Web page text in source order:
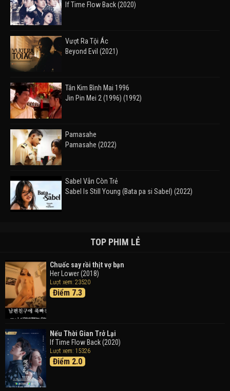
If Time Flow Back (2020)
Vượt Ra Tội Ác
Beyond Evil (2021)
Tân Kim Bình Mai 1996
Jin Pin Mei 2 (1996) (1992)
Pamasahe
Pamasahe (2022)
Sabel Vẫn Còn Trẻ
Sabel Is Still Young (Bata pa si Sabel) (2022)
Takas (2024)
Thám Tử Lừng Danh Conan 26: Tàu Ngầm Sắt Màu
Đen
Detective Conan: Black Iron Submarine (2023)
Trong Tranh
Doraemon the Movie: Nobita's Art World Tales (2025)
Tháng Ngày Tươi Đẹp
TOP PHIM LẺ
Chuốc say rồi thịt vợ bạn
Her Lower (2018)
Lượt xem: 23520
Điểm 7.3
Nếu Thời Gian Trở Lại
If Time Flow Back (2020)
Lượt xem: 15326
Điểm 2.0